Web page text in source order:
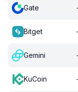
Gate -
Bitget -
Gemini -
KuCoin -